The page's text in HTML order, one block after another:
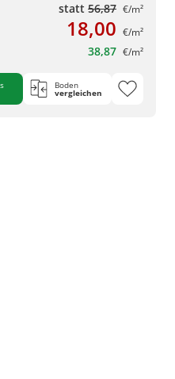
statt 56,87 €/m²
18,00 €/m²
38,87 €/m²
Boden
vergleichen